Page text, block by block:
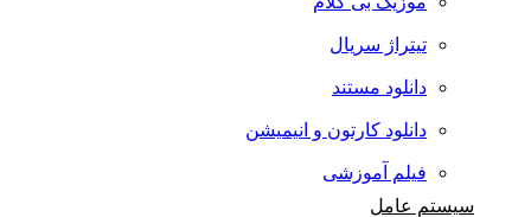
تیتراژ سریال
دانلود مستند
دانلود کارتون و انیمیشن
فیلم آموزشی
سیستم عامل